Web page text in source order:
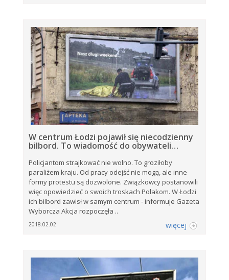
W centrum Łodzi pojawił się niecodzienny
bilbord. To wiadomość do obywateli…
Policjantom strajkować nie wolno. To groziłoby
paraliżem kraju. Od pracy odejść nie mogą, ale inne
formy protestu są dozwolone. Związkowcy postanowili
więc opowiedzieć o swoich troskach Polakom. W Łodzi
ich bilbord zawisł w samym centrum - informuje Gazeta
Wyborcza Akcja rozpoczęła ..
2018.02.02 więcej